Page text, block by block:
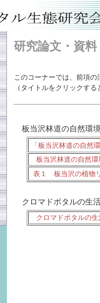
研究論文・資料
このコーナーでは、前項
（タイトルをクリックす
板当沢林道の自然環
「板当沢林道の自然
板当沢林道の自然
表１ 板当沢の植物
クロマドボタルの生
クロマドボタルの